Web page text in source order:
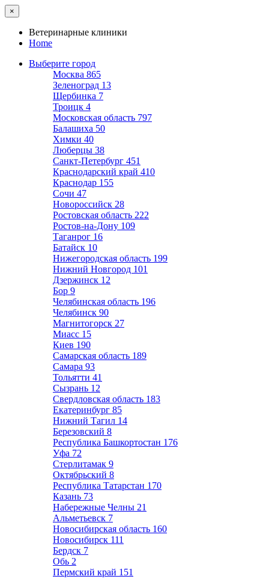
×
Ветеринарные клиники
Home
Выберите город
Москва 865
Зеленоград 13
Щербинка 7
Троицк 4
Московская область 797
Балашиха 50
Химки 40
Люберцы 38
Санкт-Петербург 451
Краснодарский край 410
Краснодар 155
Сочи 47
Новороссийск 28
Ростовская область 222
Ростов-на-Дону 109
Таганрог 16
Батайск 10
Нижегородская область 199
Нижний Новгород 101
Дзержинск 12
Бор 9
Челябинская область 196
Челябинск 90
Магнитогорск 27
Миасс 15
Киев 190
Самарская область 189
Самара 93
Тольятти 41
Сызрань 12
Свердловская область 183
Екатеринбург 85
Нижний Тагил 14
Березовский 8
Республика Башкортостан 176
Уфа 72
Стерлитамак 9
Октябрьский 8
Республика Татарстан 170
Казань 73
Набережные Челны 21
Альметьевск 7
Новосибирская область 160
Новосибирск 111
Бердск 7
Обь 2
Пермский край 151